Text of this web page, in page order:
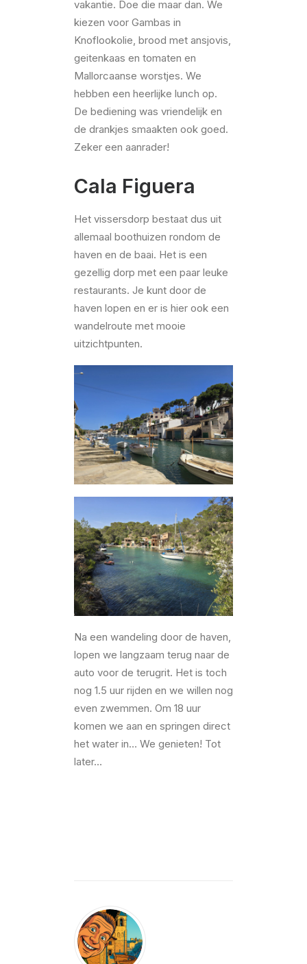
vakantie. Doe die maar dan. We
kiezen voor Gambas in
Knoflookolie, brood met ansjovis,
geitenkaas en tomaten en
Mallorcaanse worstjes. We
hebben een heerlijke lunch op.
De bediening was vriendelijk en
de drankjes smaakten ook goed.
Zeker een aanrader!
Cala Figuera
Het vissersdorp bestaat dus uit
allemaal boothuizen rondom de
haven en de baai. Het is een
gezellig dorp met een paar leuke
restaurants. Je kunt door de
haven lopen en er is hier ook een
wandelroute met mooie
uitzichtpunten.
Na een wandeling door de haven,
lopen we langzaam terug naar de
auto voor de terugrit. Het is toch
nog 1.5 uur rijden en we willen nog
even zwemmen. Om 18 uur
komen we aan en springen direct
het water in… We genieten! Tot
later…